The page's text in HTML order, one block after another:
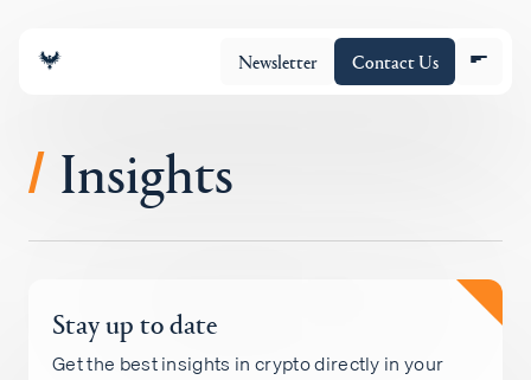
Newsletter Contact Us
チーム
ポートフォリオ
/ Insights
Stay up to date
Get the best insights in crypto directly in your